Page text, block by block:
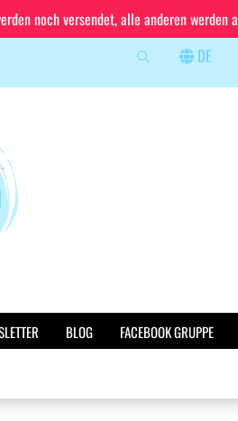
DE
Konto erstellen
noch versendet, alle anderen
BLOG FACEBOOK GRUPPE